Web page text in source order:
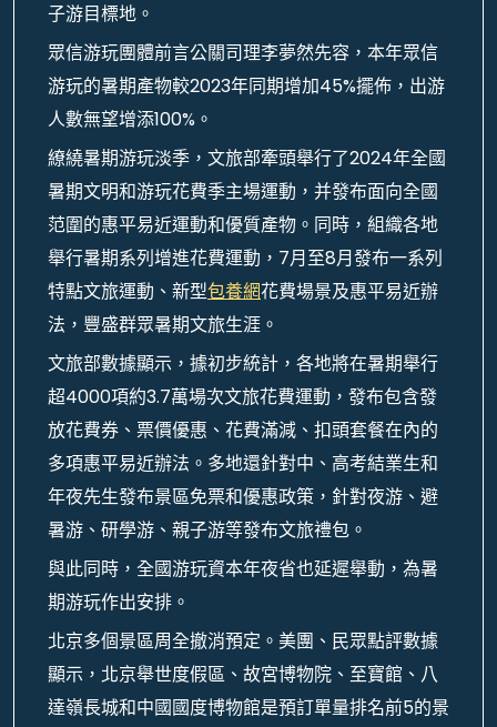
子游目標地。
眾信游玩團體前言公關司理李夢然先容，本年眾信
游玩的暑期產物較2023年同期增加45%擺佈，出游
人數無望增添100%。
繚繞暑期游玩淡季，文旅部牽頭舉行了2024年全國
暑期文明和游玩花費季主場運動，并發布面向全國
范圍的惠平易近運動和優質產物。同時，組織各地
舉行暑期系列增進花費運動，7月至8月發布一系列
特點文旅運動、新型包養網花費場景及惠平易近辦
法，豐盛群眾暑期文旅生涯。
文旅部數據顯示，據初步統計，各地將在暑期舉行
超4000項約3.7萬場次文旅花費運動，發布包含發
放花費券、票價優惠、花費滿減、扣頭套餐在內的
多項惠平易近辦法。多地還針對中、高考結業生和
年夜先生發布景區免票和優惠政策，針對夜游、避
暑游、研學游、親子游等發布文旅禮包。
與此同時，全國游玩資本年夜省也延遲舉動，為暑
期游玩作出安排。
北京多個景區周全撤消預定。美團、民眾點評數據
顯示，北京舉世度假區、故宮博物院、至寶館、八
達嶺長城和中國國度博物館是預訂單量排名前5的景